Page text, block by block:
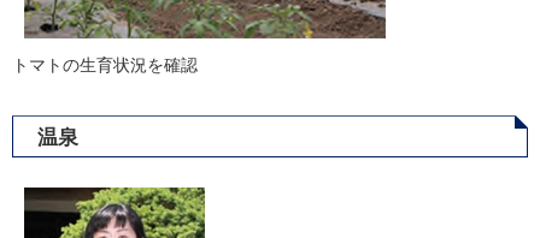
トマトの生育状況を確認
温泉